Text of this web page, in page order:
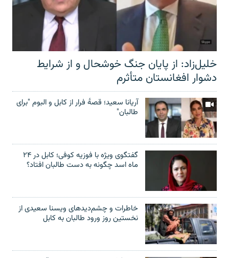
خلیل‌زاد: از پایان جنگ خوشحال و از شرایط
دشوار افغانستان متأثرم
آریانا سعید؛ قصۀ فرار از کابل و البوم "برای
طالبان"
گفتگوی ویژه با فوزیه کوفی؛ کابل در ۲۴
ماه اسد چگونه به دست طالبان افتاد؟
خاطرات و چشم‌دید‌های ویسنا سعیدی از
نخستین روز ورود طالبان به کابل